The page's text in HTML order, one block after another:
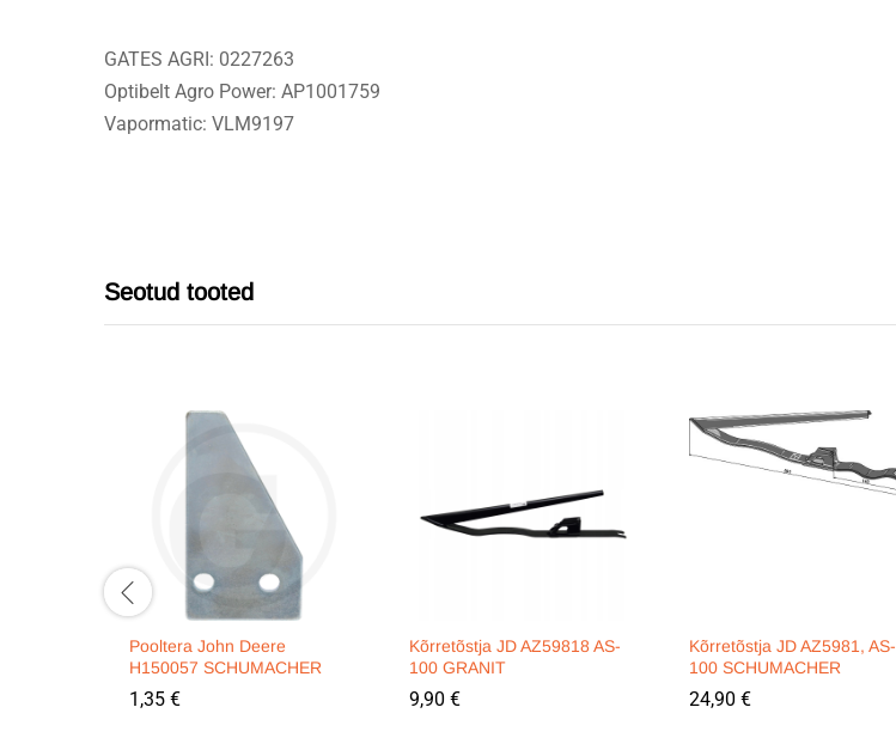
GATES AGRI: 0227263
Optibelt Agro Power: AP1001759
Vapormatic: VLM9197
Seotud tooted
Pooltera John Deere
H150057 SCHUMACHER
1,35 €
Kõrretõstja JD AZ59818 AS-
100 GRANIT
9,90 €
Kõrretõstja JD AZ5981, AS-
100 SCHUMACHER
24,90 €